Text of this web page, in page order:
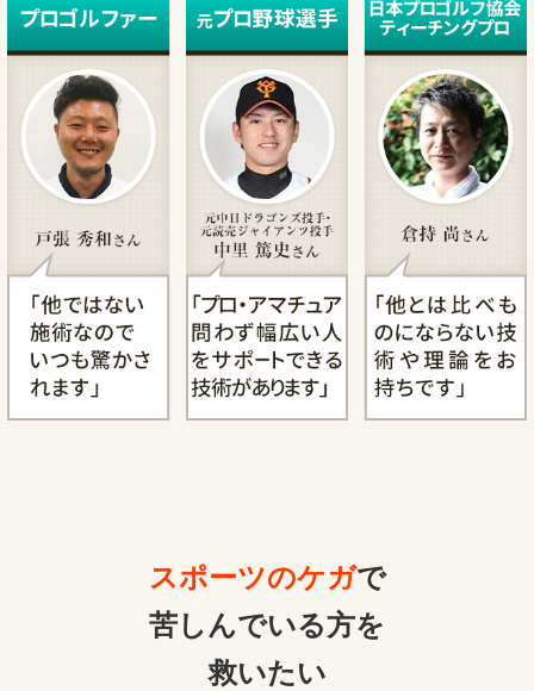
スポーツのケガで
苦しんでいる方を
救いたい